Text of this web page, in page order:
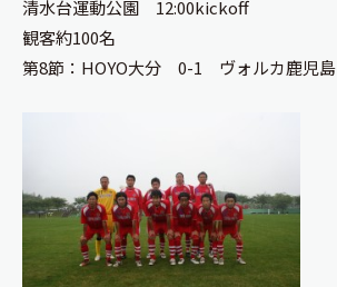
清水台運動公園 12:00kickoff
観客約100名
第8節：HOYO大分 0-1 ヴォルカ鹿児島